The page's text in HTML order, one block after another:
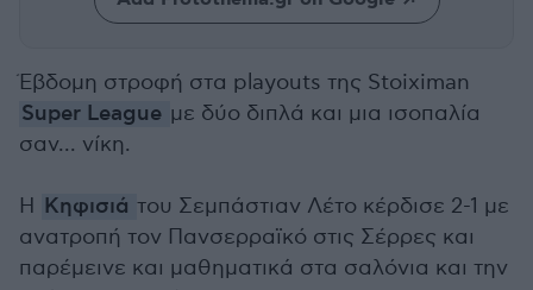
Έβδομη στροφή στα playouts της Stoiximan
Super League με δύο διπλά και μια ισοπαλία
σαν... νίκη.
Η Κηφισιά του Σεμπάστιαν Λέτο κέρδισε 2-1 με
ανατροπή τον Πανσερραϊκό στις Σέρρες και
παρέμεινε και μαθηματικά στα σαλόνια και την